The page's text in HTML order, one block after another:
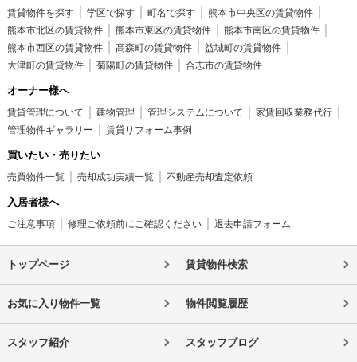
賃貸物件を探す 学区で探す 町名で探す
熊本市中央区の賃貸物件
熊本市北区の賃貸物件
熊本市東区の賃貸物件
熊本市南区の賃貸物件
熊本市西区の賃貸物件
高森町の賃貸物件
益城町の賃貸物件
大津町の賃貸物件
菊陽町の賃貸物件 合志市の賃貸物件
オーナー様へ
賃貸管理について 建物管理 管理システムについて
家賃回収業務代行
管理物件ギャラリー
賃貸リフォーム事例
買いたい・売りたい
売買物件一覧 売却成功実績一覧 不動産売却査定依頼
入居者様へ
ご注意事項 修理ご依頼前にご確認ください 退去申請フォーム
トップページ 賃貸物件検索
お気に入り物件一覧 物件閲覧履歴
スタッフ紹介 スタッフブログ